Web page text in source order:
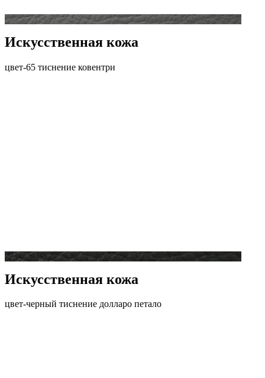
Искусственная кожа
цвет-65 тиснение ковентри
Искусственная кожа
цвет-черный тиснение долларо петало